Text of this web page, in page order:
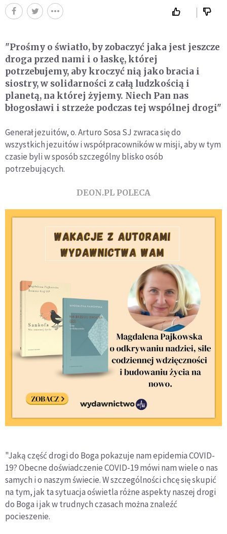
"Prośmy o światło, by zobaczyć jaka jest jeszcze
droga przed nami i o łaskę, której
potrzebujemy, aby kroczyć nią jako bracia i
siostry, w solidarności z całą ludzkością i
planetą, na której żyjemy. Niech Pan nas
błogosławi i strzeże podczas tej wspólnej drogi"
Generał jezuitów, o. Arturo Sosa SJ zwraca się do
wszystkich jezuitów i współpracowników w misji, aby w tym
czasie byli w sposób szczególny blisko osób
potrzebujących.
DEON.PL POLECA
"Jaką część drogi do Boga pokazuje nam epidemia COVID-
19? Obecne doświadczenie COVID-19 mówi nam wiele o nas
samych i o naszym świecie. W szczególności chcę się skupić
na tym, jak ta sytuacja oświetla różne aspekty naszej drogi
do Boga i jak w trudnych czasach można znaleźć
pocieszenie.